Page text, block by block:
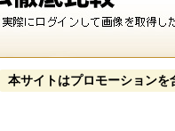
本サイトはプロモーションを